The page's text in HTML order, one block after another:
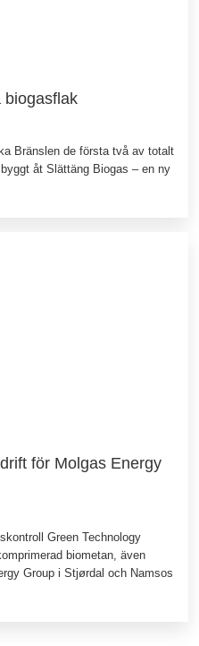
biogasflak
Bränslen de första två av totalt
åt Slättäng Biogas – en ny
för Molgas Energy
Green Technology
biometan, även
Group i Stjørdal och Namsos